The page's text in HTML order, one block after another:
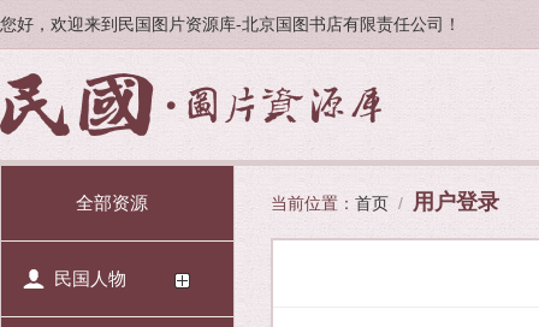
您好，欢迎来到民国图片资源库-北京国图书店有限责任公司！
全部资源
民国人物
当前位置： 首页 / 用户登录